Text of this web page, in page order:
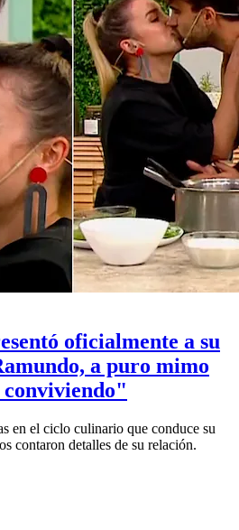
oficialmente a su
a puro mimo
en el ciclo culinario que conduce su
contaron detalles de su relación.